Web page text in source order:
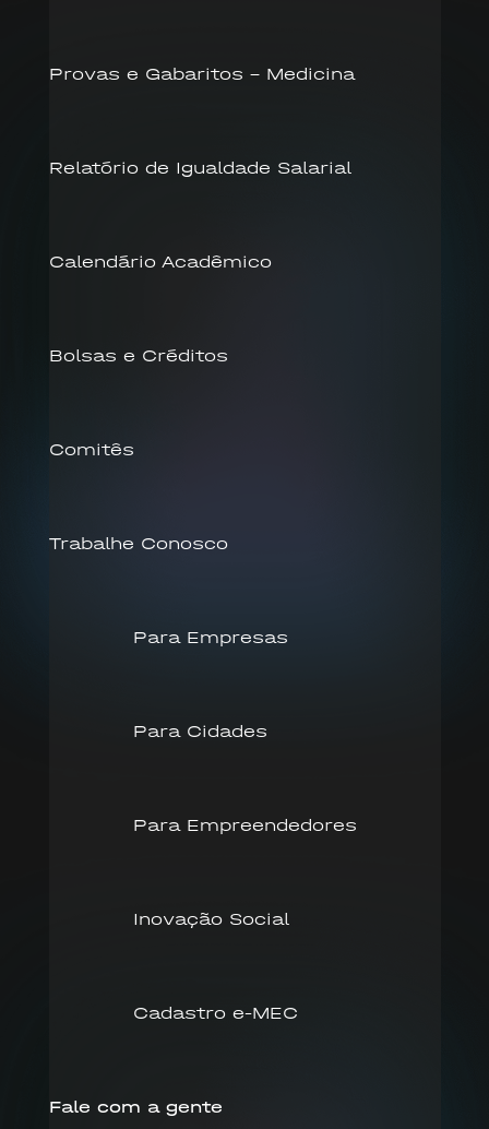
Provas e Gabaritos – Medicina
Relatório de Igualdade Salarial
Calendário Acadêmico
Bolsas e Créditos
Comitês
Trabalhe Conosco
Para Empresas
Para Cidades
Para Empreendedores
Inovação Social
Cadastro e-MEC
Fale com a gente